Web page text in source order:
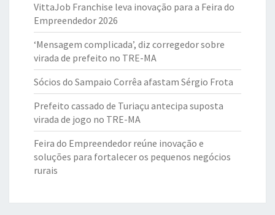
VittaJob Franchise leva inovação para a Feira do
Empreendedor 2026
‘Mensagem complicada’, diz corregedor sobre
virada de prefeito no TRE-MA
Sócios do Sampaio Corrêa afastam Sérgio Frota
Prefeito cassado de Turiaçu antecipa suposta
virada de jogo no TRE-MA
Feira do Empreendedor reúne inovação e
soluções para fortalecer os pequenos negócios
rurais